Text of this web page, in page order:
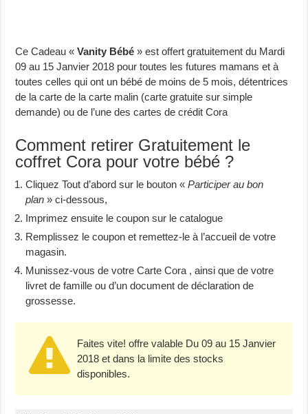
Ce Cadeau «Vanity Bébé » est offert gratuitement du Mardi
09 au 15 Janvier 2018 pour toutes les futures mamans et à
toutes celles qui ont un bébé de moins de 5 mois, détentrices
de la carte de la carte malin (carte gratuite sur simple
demande) ou de l’une des cartes de crédit Cora
Comment retirer Gratuitement le
coffret Cora pour votre bébé ?
Cliquez Tout d’abord sur le bouton «Participer au bon
plan » ci-dessous,
Imprimez ensuite le coupon sur le catalogue
Remplissez le coupon et remettez-le à l’accueil de votre
magasin.
Munissez-vous de votre Carte Cora , ainsi que de votre
livret de famille ou d’un document de déclaration de
grossesse.
Faites vite! offre valable Du 09 au 15 Janvier
2018 et dans la limite des stocks
disponibles.